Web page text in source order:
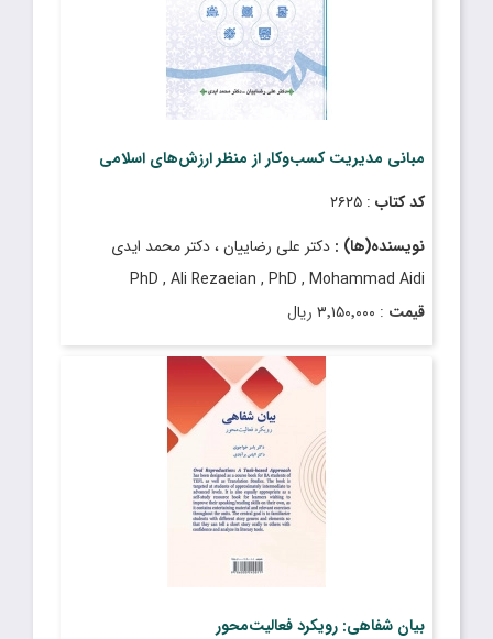
مبانی مدیریت کسب‌وکار از منظر ارزش‌های اسلامی
کد کتاب : ۲۶۲۵
نویسنده(ها) : دکتر علی رضاییان ، دکتر محمد ایدی
PhD , Ali Rezaeian , PhD , Mohammad Aidi
قیمت : ۳٬۱۵۰٬۰۰۰ ریال
: اسفند ۱۴۰۳
بیان شفاهی: رویکرد فعالیت‌محور